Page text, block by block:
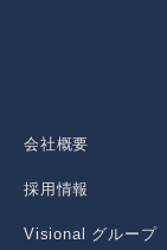
会社概要
採用情報
Visional グループ